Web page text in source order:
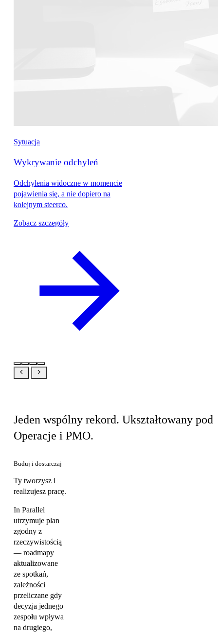
Sytuacja
Wykrywanie odchyleń
Odchylenia widoczne w momencie
pojawienia się, a nie dopiero na
kolejnym steerco.
Zobacz szczegóły
Jeden wspólny rekord. Ukształtowany pod
Operacje i PMO.
Buduj i dostarczaj
Ty tworzysz i
realizujesz pracę.
In Parallel
utrzymuje plan
zgodny z
rzeczywistością
— roadmapy
aktualizowane
ze spotkań,
zależności
przeliczane gdy
decyzja jednego
zespołu wpływa
na drugiego,